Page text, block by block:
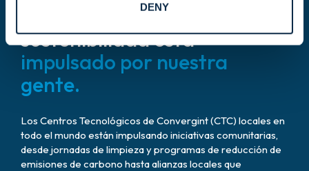
DENY
Nuestro camino hacia la
sostenibilidad está
impulsado por nuestra
gente.
Los Centros Tecnológicos de Convergint (CTC) locales en
todo el mundo están impulsando iniciativas comunitarias,
desde jornadas de limpieza y programas de reducción de
emisiones de carbono hasta alianzas locales que